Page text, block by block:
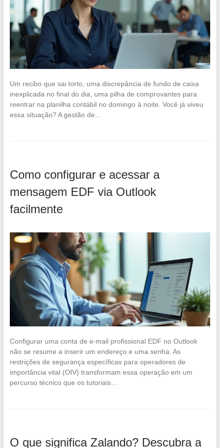
Um recibo que sai torto, uma discrepância de fundo de caixa
inexplicada no final do dia, uma pilha de comprovantes para
reentrar na planilha contábil no domingo à noite. Você já viveu
essa situação? A gestão de…
Como configurar e acessar a
mensagem EDF via Outlook
facilmente
Configurar uma conta de e-mail profissional EDF no Outlook
não se resume a inserir um endereço e uma senha. As
restrições de segurança específicas para operadores de
importância vital (OIV) transformam essa operação em um
percurso técnico que os tutoriais…
O que significa Zalando? Descubra a